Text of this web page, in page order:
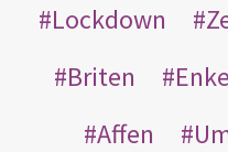
Lockdown
Briten
Affen